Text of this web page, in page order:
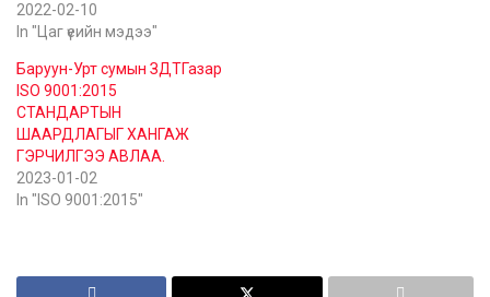
2022-02-10
In "Цаг үеийн мэдээ"
Баруун-Урт сумын ЗДТГазар
ISO 9001:2015
СТАНДАРТЫН
ШААРДЛАГЫГ ХАНГАЖ
ГЭРЧИЛГЭЭ АВЛАА.
2023-01-02
In "ISO 9001:2015"